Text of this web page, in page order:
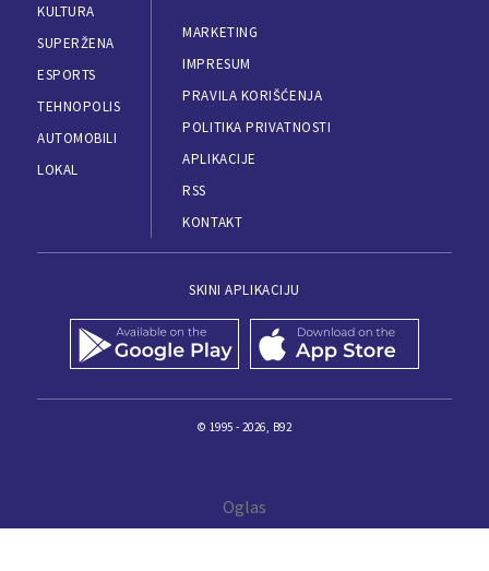
KULTURA
SUPERŽENA
ESPORTS
TEHNOPOLIS
AUTOMOBILI
LOKAL
MARKETING
IMPRESUM
PRAVILA KORIŠĆENJA
POLITIKA PRIVATNOSTI
APLIKACIJE
RSS
KONTAKT
SKINI APLIKACIJU
© 1995 - 2026, B92